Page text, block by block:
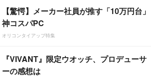
【驚愕】メーカー社員が推す「10万円台」
神コスパPC
オリコンタイアップ特集
『VIVANT』限定ウオッチ、プロデューサ
ーの感想は